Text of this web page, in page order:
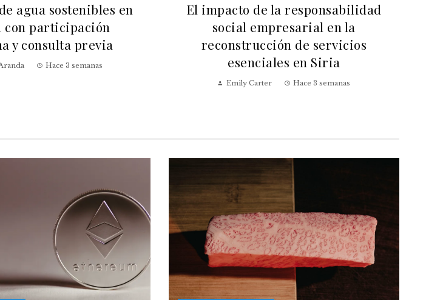
agua sostenibles en
con participación
y consulta previa
Hace 3 semanas
El impacto de la responsabilidad
social empresarial en la
reconstrucción de servicios
esenciales en Siria
Emily Carter Hace 3 semanas